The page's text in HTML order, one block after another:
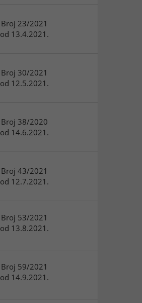
Broj 23/2021
od 13.4.2021.
Broj 30/2021
od 12.5.2021.
Broj 38/2020
od 14.6.2021.
Broj 43/2021
od 12.7.2021.
Broj 53/2021
od 13.8.2021.
Broj 59/2021
od 14.9.2021.